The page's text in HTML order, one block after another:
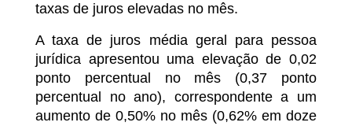
taxas de juros elevadas no mês.
A taxa de juros média geral para pessoa
jurídica apresentou uma elevação de 0,02
ponto percentual no mês (0,37 ponto
percentual no ano), correspondente a um
aumento de 0,50% no mês (0,62% em doze